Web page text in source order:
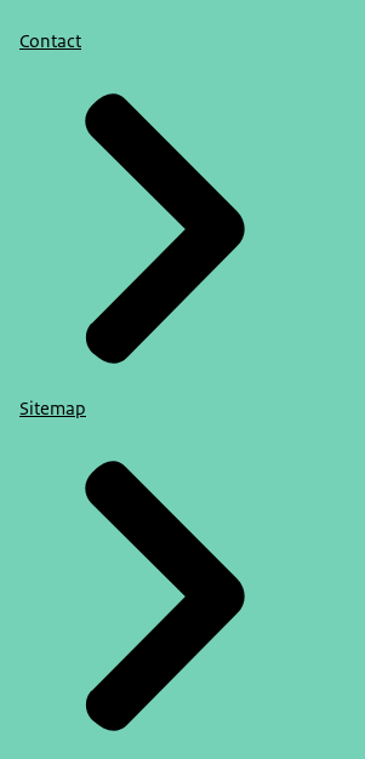
Contact
Sitemap